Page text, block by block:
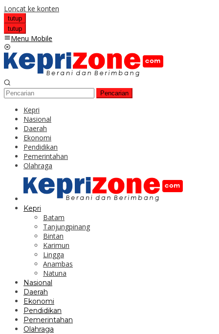
Loncat ke konten
tutup
tutup
Menu Mobile
Pencarian
Kepri
Nasional
Daerah
Ekonomi
Pendidikan
Pemerintahan
Olahraga
Kepri
Batam
Tanjungpinang
Bintan
Karimun
Lingga
Anambas
Natuna
Nasional
Daerah
Ekonomi
Pendidikan
Pemerintahan
Olahraga